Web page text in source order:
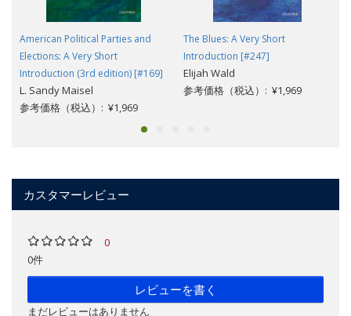
American Political Parties and
Elections: A Very Short
Introduction (3rd edition) [#169]
L. Sandy Maisel
参考価格（税込）: ¥1,969
The Blues: A Very Short
Introduction [#247]
Elijah Wald
参考価格（税込）: ¥1,969
カスタマーレビュー
0
0件
レビューを書く
まだレビューはありません